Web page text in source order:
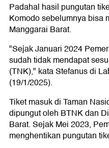
Padahal hasil pungutan
Komodo sebelumnya bisa
Manggarai Barat.
"Sejak Januari 2024
sudah tidak mendapat
(TNK)," kata Stefanus di
(19/1/2025).
Tiket masuk di Taman
dipungut oleh BTNK dan
Barat. Sejak Mei 2023,
menghentikan pungutan